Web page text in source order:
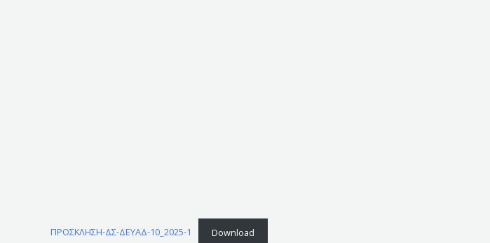
ΠΡΟΣΚΛΗΣΗ-ΔΣ-ΔΕΥΑΔ-10_2025-1 Download